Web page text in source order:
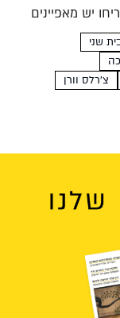
יש מאפיינים
חרס פשוטים
שני
צ'רלס וורן